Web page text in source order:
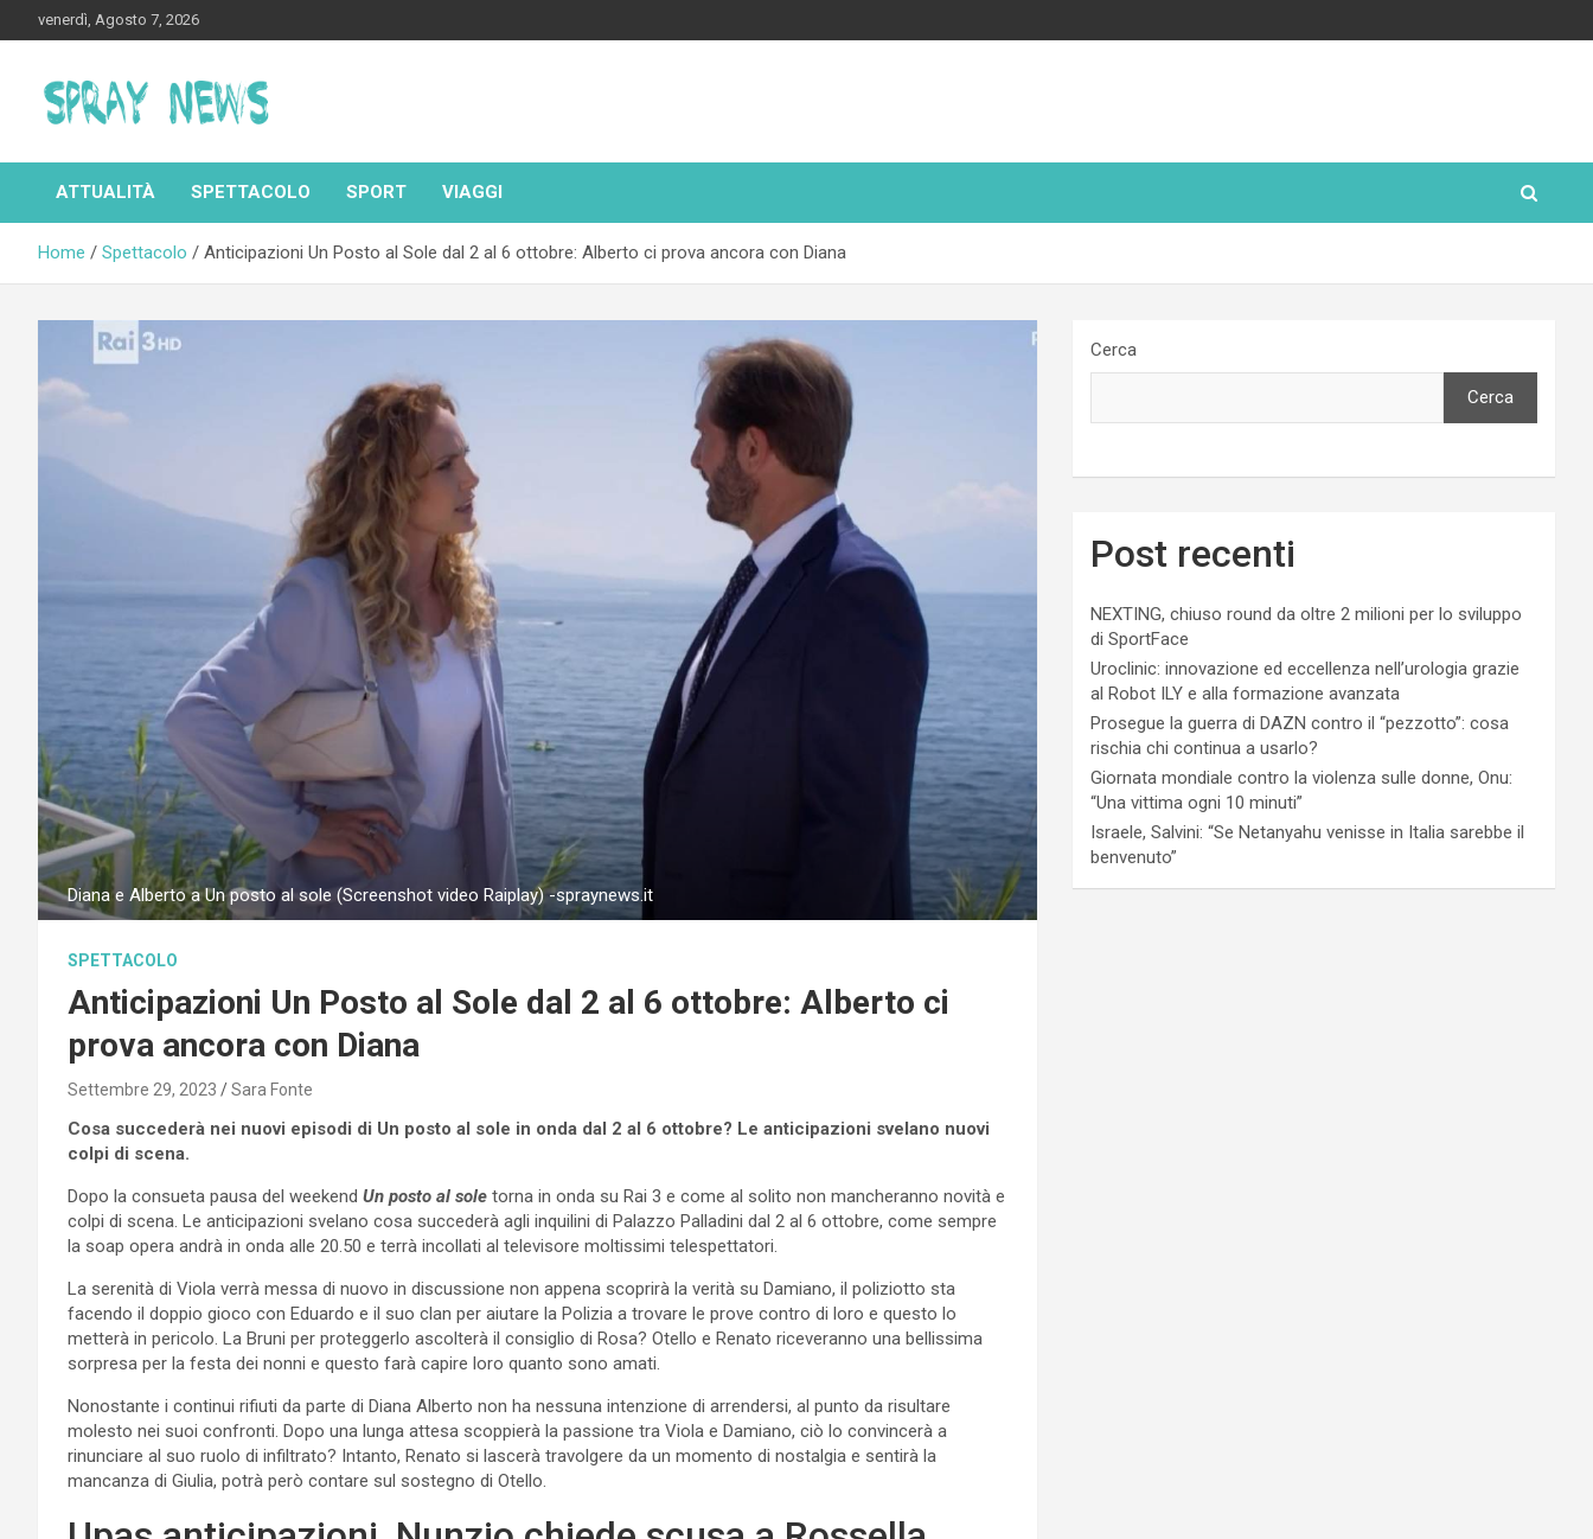
to
venerdì, Agosto 7, 2026
Spraynews.it
ATTUALITÀ SPETTACOLO SPORT VIAGGI
Home Spettacolo Anticipazioni Un Posto al Sole dal 2 al 6 ottobre: Alberto ci prova ancora con Diana
Diana e Alberto a Un posto al sole (Screenshot video Raiplay) -spraynews.it
SPETTACOLO
Anticipazioni Un Posto al Sole dal 2 al 6 ottobre: Alberto ci
prova ancora con Diana
Settembre 29, 2023 Sara Fonte
Cosa succederà nei nuovi episodi di Un posto al sole in onda dal 2 al 6 ottobre? Le anticipazioni svelano nuovi
colpi di scena.
Dopo la consueta pausa del weekend Un posto al sole torna in onda su Rai 3 e come al solito non mancheranno novità e
colpi di scena. Le anticipazioni svelano cosa succederà agli inquilini di Palazzo Palladini dal 2 al 6 ottobre, come sempre
la soap opera andrà in onda alle 20.50 e terrà incollati al televisore moltissimi telespettatori.
La serenità di Viola verrà messa di nuovo in discussione non appena scoprirà la verità su Damiano, il poliziotto sta
facendo il doppio gioco con Eduardo e il suo clan per aiutare la Polizia a trovare le prove contro di loro e questo lo
metterà in pericolo. La Bruni per proteggerlo ascolterà il consiglio di Rosa? Otello e Renato riceveranno una bellissima
sorpresa per la festa dei nonni e questo farà capire loro quanto sono amati.
Nonostante i continui rifiuti da parte di Diana Alberto non ha nessuna intenzione di arrendersi, al punto da risultare
molesto nei suoi confronti. Dopo una lunga attesa scoppierà la passione tra Viola e Damiano, ciò lo convincerà a
rinunciare al suo ruolo di infiltrato? Intanto, Renato si lascerà travolgere da un momento di nostalgia e sentirà la
mancanza di Giulia, potrà però contare sul sostegno di Otello.
Cerca
Cerca
Post recenti
NEXTING, chiuso round da oltre 2 milioni per lo sviluppo
di SportFace
Uroclinic: innovazione ed eccellenza nell’urologia grazie
al Robot ILY e alla formazione avanzata
Prosegue la guerra di DAZN contro il “pezzotto”: cosa
rischia chi continua a usarlo?
Giornata mondiale contro la violenza sulle donne, Onu:
“Una vittima ogni 10 minuti”
Israele, Salvini: “Se Netanyahu venisse in Italia sarebbe il
benvenuto”